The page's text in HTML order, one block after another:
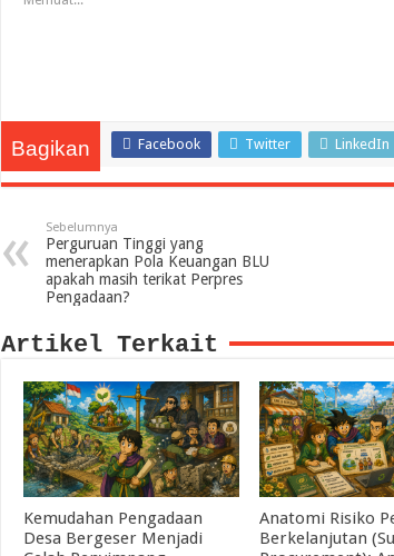
Bagikan Facebook Twitter LinkedIn
Sebelumnya
Perguruan Tinggi yang
menerapkan Pola Keuangan BLU
apakah masih terikat Perpres
Pengadaan?
Artikel Terkait
Kemudahan Pengadaan
Desa Bergeser Menjadi
Anatomi Risiko
Berkelanjutan